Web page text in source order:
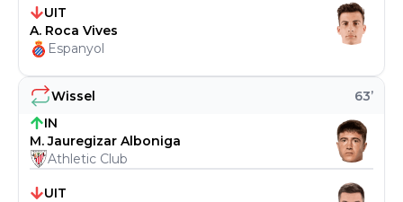
Wissel 63’
IN
M. Jauregizar Alboniga
Athletic Club
UIT
UIT
A. Roca Vives
Espanyol